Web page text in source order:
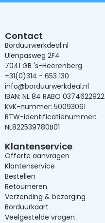
Contact
Borduurwerkdeal.nl
Ulenpasweg 2F4
7041 GB 's-Heerenberg
+31(0)314 - 653 130
info@borduurwerkdeal.nl
IBAN: NL 84 RABO 0374622922
KvK-nummer: 50093061
BTW-identificatienummer:
NL822539780B01
Klantenservice
Offerte aanvragen
Klantenservice
Bestellen
Retourneren
Verzending & bezorging
Borduurkaart
Veelgestelde vragen